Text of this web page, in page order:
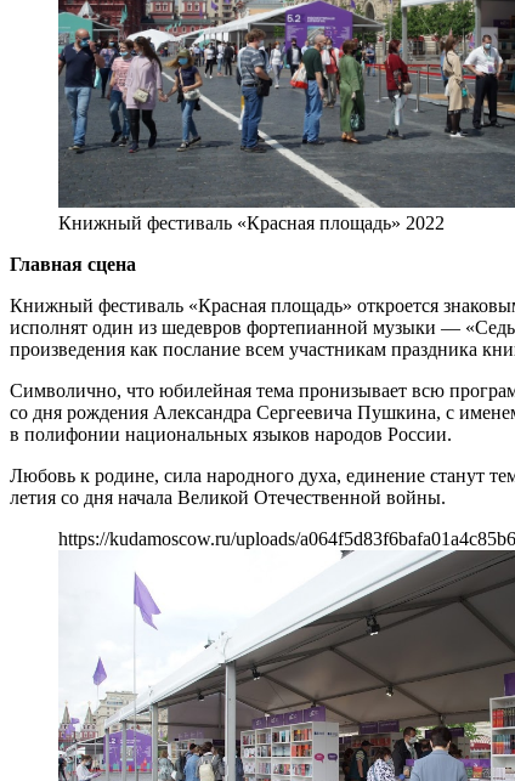
Книжный фестиваль «Красная площадь» 2022
Главная сцена
Книжный фестиваль «Красная площадь» откроется
исполнят один из шедевров фортепианной музыки —
произведения как послание всем участникам праздника
Символично, что юбилейная тема пронизывает всю
со дня рождения Александра Сергеевича Пушкина, с
в полифонии национальных языков народов России.
Любовь к родине, сила народного духа, единение станут
летия со дня начала Великой Отечественной войны.
https://kudamoscow.ru/uploads/